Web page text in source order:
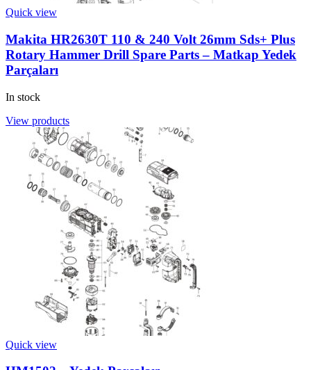
Quick view
Makita HR2630T 110 & 240 Volt 26mm Sds+ Plus
Rotary Hammer Drill Spare Parts – Matkap Yedek
Parçaları
In stock
View products
Quick view